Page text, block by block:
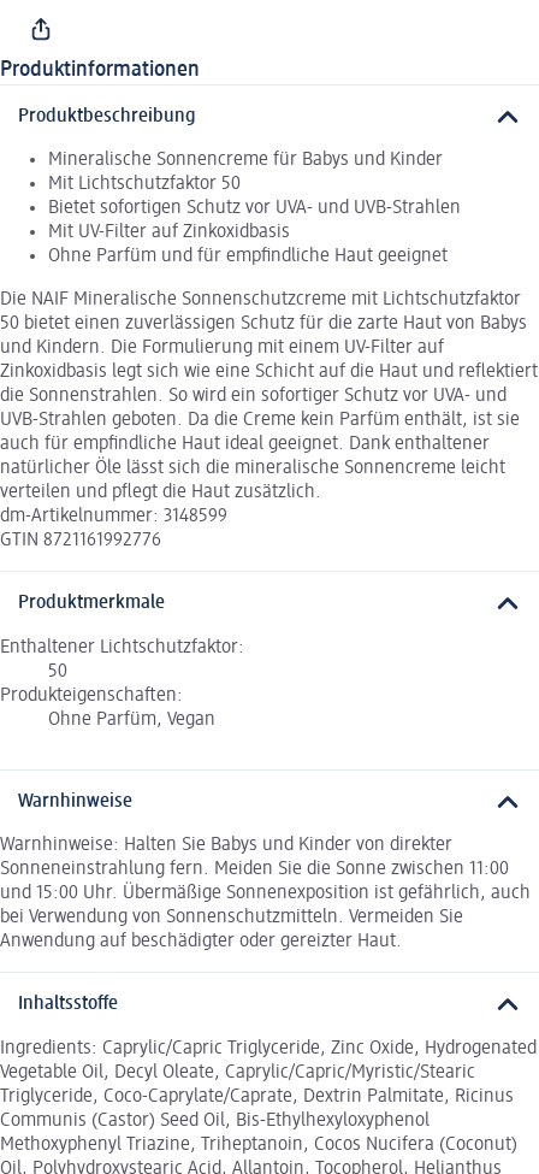
Produktinformationen
Produktbeschreibung
Mineralische Sonnencreme für Babys und Kinder
Mit Lichtschutzfaktor 50
Bietet sofortigen Schutz vor UVA- und UVB-Strahlen
Mit UV-Filter auf Zinkoxidbasis
Ohne Parfüm und für empfindliche Haut geeignet
Die NAIF Mineralische Sonnenschutzcreme mit Lichtschutzfaktor
50 bietet einen zuverlässigen Schutz für die zarte Haut von Babys
und Kindern. Die Formulierung mit einem UV-Filter auf
Zinkoxidbasis legt sich wie eine Schicht auf die Haut und reflektiert
die Sonnenstrahlen. So wird ein sofortiger Schutz vor UVA- und
UVB-Strahlen geboten. Da die Creme kein Parfüm enthält, ist sie
auch für empfindliche Haut ideal geeignet. Dank enthaltener
natürlicher Öle lässt sich die mineralische Sonnencreme leicht
verteilen und pflegt die Haut zusätzlich.
dm-Artikelnummer: 3148599
GTIN 8721161992776
Produktmerkmale
Enthaltener Lichtschutzfaktor:
50
Produkteigenschaften:
Ohne Parfüm, Vegan
Warnhinweise
Warnhinweise: Halten Sie Babys und Kinder von direkter
Sonneneinstrahlung fern. Meiden Sie die Sonne zwischen 11:00
und 15:00 Uhr. Übermäßige Sonnenexposition ist gefährlich, auch
bei Verwendung von Sonnenschutzmitteln. Vermeiden Sie
Anwendung auf beschädigter oder gereizter Haut.
Inhaltsstoffe
Ingredients: Caprylic/Capric Triglyceride, Zinc Oxide, Hydrogenated
Vegetable Oil, Decyl Oleate, Caprylic/Capric/Myristic/Stearic
Triglyceride, Coco-Caprylate/Caprate, Dextrin Palmitate, Ricinus
Communis (Castor) Seed Oil, Bis-Ethylhexyloxyphenol
Methoxyphenyl Triazine, Triheptanoin, Cocos Nucifera (Coconut)
Oil, Polyhydroxystearic Acid, Allantoin, Tocopherol, Helianthus